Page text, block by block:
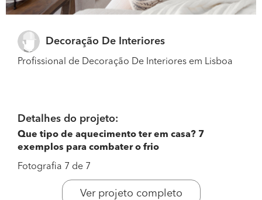
Decoração De Interiores
Profissional de Decoração De Interiores em Lisboa
Detalhes do projeto:
Que tipo de aquecimento ter em casa? 7
exemplos para combater o frio
Fotografia 7 de 7
Ver projeto completo